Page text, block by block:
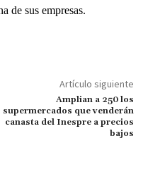
de sus empresas.
Artículo siguiente
Amplian a 250 los
supermercados que venderán
canasta del Inespre a precios
bajos